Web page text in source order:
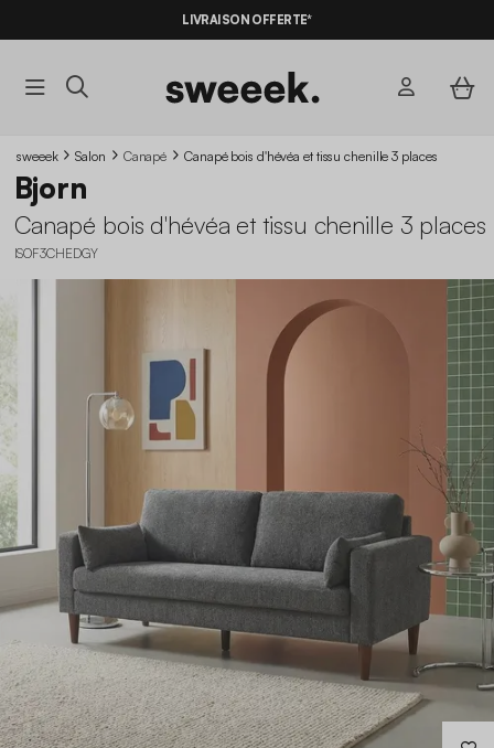
LIVRAISON OFFERTE*
sweeek Salon Canapé Canapé bois d'hévéa et tissu chenille 3 places
Bjorn
Canapé bois d'hévéa et tissu chenille 3 places
ISOF3CHEDGY